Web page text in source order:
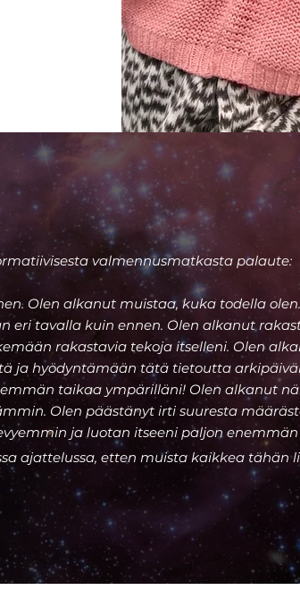
valmennusmatkasta palaute:
Olen alkanut muistaa, kuka todella
eri tavalla kuin ennen. Olen alkanut
rakastavia tekoja itselleni. Olen
ja hyödyntämään tätä tietoutta
taikaa ympärilläni! Olen alkanut
Olen päästänyt irti suuresta
ja luotan itseeni paljon
ajattelussa, etten muista kaikkea tähän